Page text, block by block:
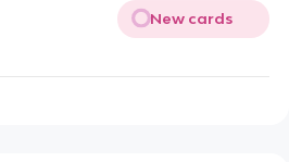
New cards